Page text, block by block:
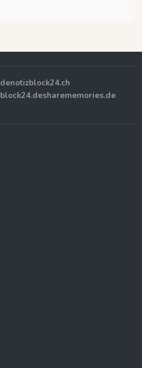
notizblock24.ch
sharememories.de